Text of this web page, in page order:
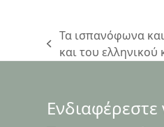
previous
Τα ισπανόφωνα
και του